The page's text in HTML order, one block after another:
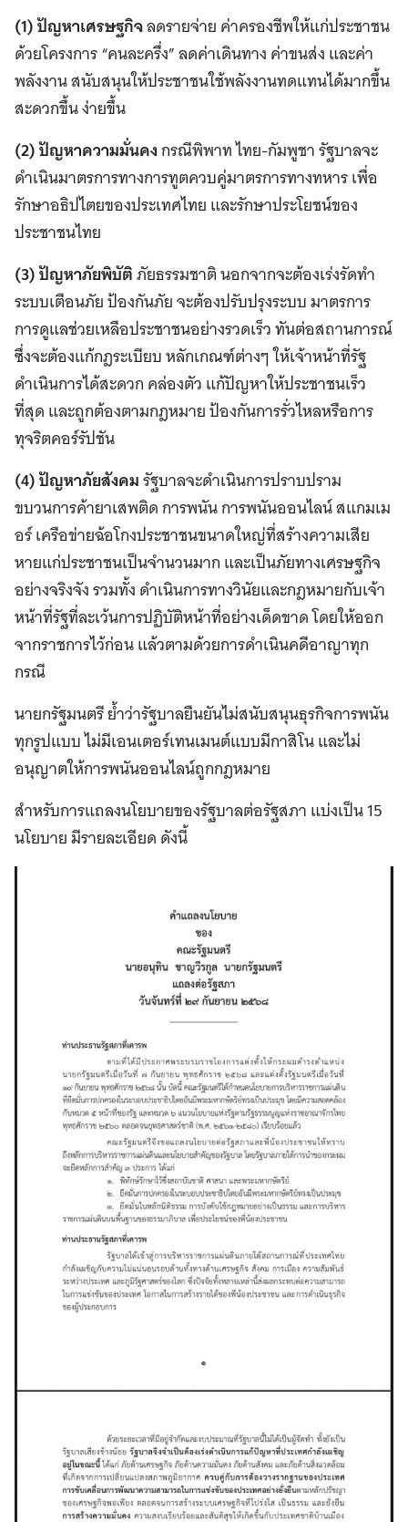
(1) ปัญหาเศรษฐกิจลดรายจ่าย ค่าครองชีพให้แก่ประชาชน
ด้วยโครงการ “คนละครึ่ง” ลดค่าเดินทาง ค่าขนส่ง และค่า
พลังงาน สนับสนุนให้ประชาชนใช้พลังงานทดแทนได้มากขึ้น
สะดวกขึ้น ง่ายขึ้น
(2) ปัญหาความมั่นคงกรณีพิพาท ไทย-กัมพูชา รัฐบาลจะ
ดำเนินมาตรการทางการทูตควบคู่มาตรการทางทหาร เพื่อ
รักษาอธิปไตยของประเทศไทย และรักษาประโยชน์ของ
ประชาชนไทย
(3) ปัญหาภัยพิบัติภัยธรรมชาติ นอกจากจะต้องเร่งรัดทำ
ระบบเตือนภัย ป้องกันภัย จะต้องปรับปรุงระบบ มาตรการ
การดูแลช่วยเหลือประชาชนอย่างรวดเร็ว ทันต่อสถานการณ์
ซึ่งจะต้องแก้กฎระเบียบ หลักเกณฑ์ต่างๆ ให้เจ้าหน้าที่รัฐ
ดำเนินการได้สะดวก คล่องตัว แก้ปัญหาให้ประชาชนเร็ว
ที่สุด และถูกต้องตามกฎหมาย ป้องกันการรั่วไหลหรือการ
ทุจริตคอร์รัปชัน
(4) ปัญหาภัยสังคมรัฐบาลจะดำเนินการปราบปราม
ขบวนการค้ายาเสพติด การพนัน การพนันออนไลน์ สแกมเม
อร์ เครือข่ายฉ้อโกงประชาชนขนาดใหญ่ที่สร้างความเสีย
หายแก่ประชาชนเป็นจำนวนมาก และเป็นภัยทางเศรษฐกิจ
อย่างจริงจัง รวมทั้ง ดำเนินการทางวินัยและกฎหมายกับเจ้า
หน้าที่รัฐที่ละเว้นการปฏิบัติหน้าที่อย่างเด็ดขาด โดยให้ออก
จากราชการไว้ก่อน แล้วตามด้วยการดำเนินคดีอาญาทุก
กรณี
นายกรัฐมนตรี ย้ำว่ารัฐบาลยืนยันไม่สนับสนุนธุรกิจการพนัน
ทุกรูปแบบ ไม่มีเอนเตอร์เทนเมนต์แบบมีกาสิโน และไม่
อนุญาตให้การพนันออนไลน์ถูกกฎหมาย
สำหรับการแถลงนโยบายของรัฐบาลต่อรัฐสภา แบ่งเป็น 15
นโยบาย มีรายละเอียด ดังนี้